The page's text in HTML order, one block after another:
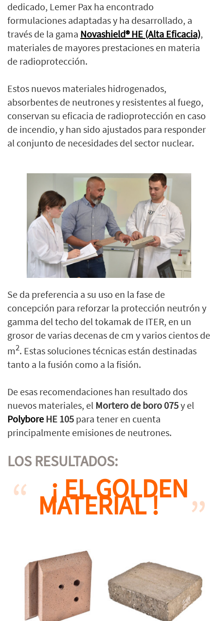
dedicado, Lemer Pax ha encontrado
formulaciones adaptadas y ha desarrollado, a
través de la gama Novashield® HE (Alta Eficacia),
materiales de mayores prestaciones en materia
de radioprotección.
Estos nuevos materiales hidrogenados,
absorbentes de neutrones y resistentes al fuego,
conservan su eficacia de radioprotección en caso
de incendio, y han sido ajustados para responder
al conjunto de necesidades del sector nuclear.
Se da preferencia a su uso en la fase de
concepción para reforzar la protección neutrón y
gamma del techo del tokamak de ITER, en un
grosor de varias decenas de cm y varios cientos de
m2. Estas soluciones técnicas están destinadas
tanto a la fusión como a la fisión.
De esas recomendaciones han resultado dos
nuevos materiales, el Mortero de boro 075y el
Polybore HE 105 para tener en cuenta
principalmente emisiones de neutrones.
LOS RESULTADOS:
¡ EL GOLDEN
MATERIAL !